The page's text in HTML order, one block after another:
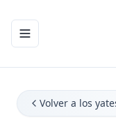
Abrir/cerrar el
Volver a los